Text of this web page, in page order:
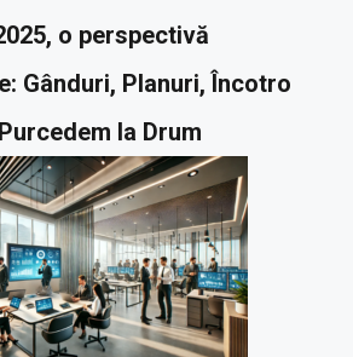
o perspectivă
Gânduri, Planuri, Încotro
la Drum